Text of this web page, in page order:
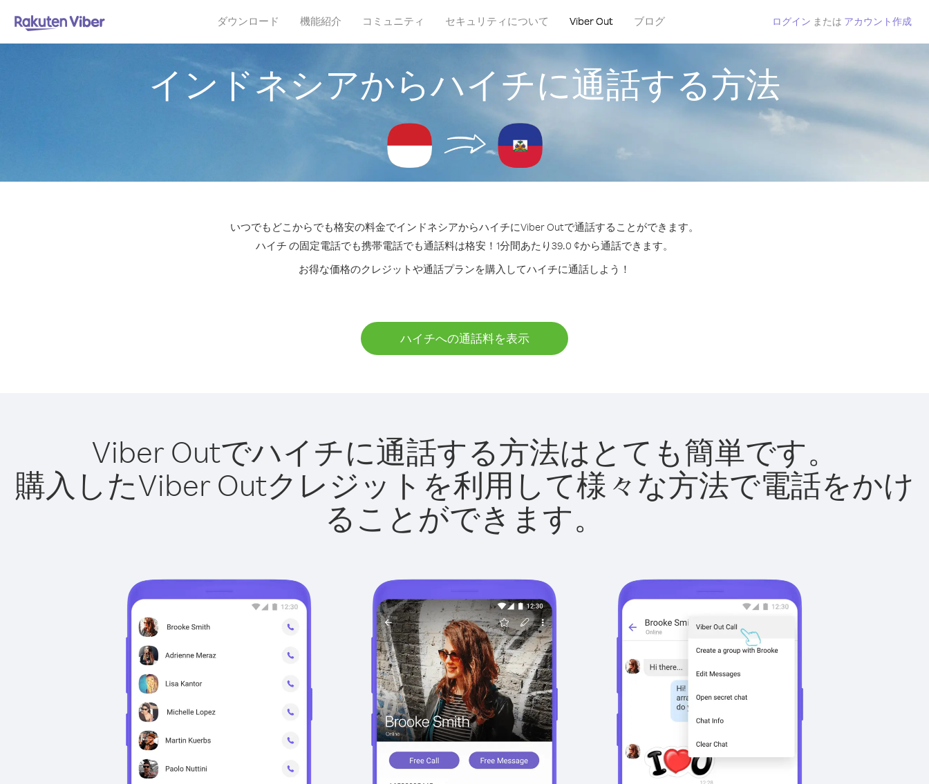
ダウンロード 機能紹介 コミュニティ セキュリティについて Viber Out ブログ ログイン または アカウント作成
インドネシアからハイチに通話する方法
いつでもどこからでも格安の料金でインドネシアからハイチにViber Outで通話することができます。
ハイチ の固定電話でも携帯電話でも通話料は格安！1分間あたり39.0 ¢から通話できます。
お得な価格のクレジットや通話プランを購入してハイチに通話しよう！
ハイチへの通話料を表示
Viber Outでハイチに通話する方法はとても簡単です。
購入したViber Outクレジットを利用して様々な方法で電話をかけ
ることができます。